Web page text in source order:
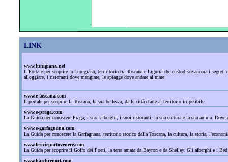
LINK
www.lunigiana.net
Il Portale per scoprire la Lunigiana, terriritorio tra Toscana e Liguria che custodisce ancora i
alloggiare, i ristoranti dove mangiare, le spiagge dove andare al mare
www.e-toscana.com
Il portale per scoprire la Toscana, la sua bellezza, dalle città d'arte al territorio irripetibile
www.e-praga.com
La Guida per conoscere Praga, i suoi alberghi, i suoi ristoranti, la sua cultura e la sua anima.
www.e-garfagnana.com
La Guida per conoscere la Garfagnana, territorio storico della Toscana, la cultura, la storia,
www.lericieportovenere.com
La Guida per scoprire il Golfo dei Poeti, la terra amata da Bayron e da Shelley. Gli alberghi e i
www.bardireport.com